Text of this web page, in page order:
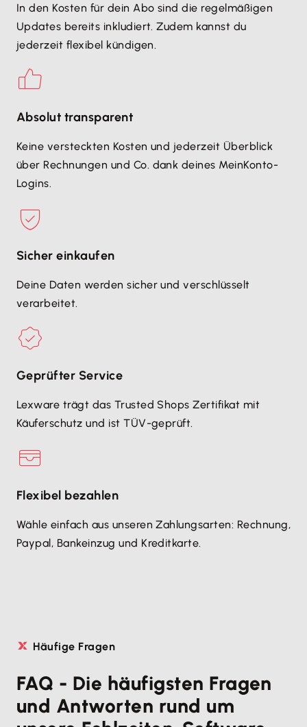
In den Kosten für dein Abo sind die regelmäßigen
Updates bereits inkludiert. Zudem kannst du
jederzeit flexibel kündigen.
Absolut transparent
Keine versteckten Kosten und jederzeit Überblick
über Rechnungen und Co. dank deines MeinKonto-
Logins.
Sicher einkaufen
Deine Daten werden sicher und verschlüsselt
verarbeitet.
Geprüfter Service
Lexware trägt das Trusted Shops Zertifikat mit
Käuferschutz und ist TÜV-geprüft.
Flexibel bezahlen
Wähle einfach aus unseren Zahlungsarten: Rechnung,
Paypal, Bankeinzug und Kreditkarte.
Häufige Fragen
FAQ - Die häufigsten Fragen
und Antworten rund um